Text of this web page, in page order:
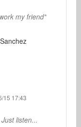
my friend"
15 17:43
listen...